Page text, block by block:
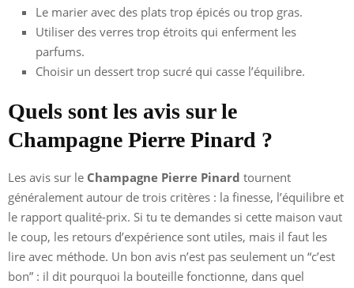
Le marier avec des plats trop épicés ou trop gras.
Utiliser des verres trop étroits qui enferment les
parfums.
Choisir un dessert trop sucré qui casse l’équilibre.
Quels sont les avis sur le
Champagne Pierre Pinard ?
Les avis sur le Champagne Pierre Pinard tournent
généralement autour de trois critères : la finesse, l’équilibre et
le rapport qualité-prix. Si tu te demandes si cette maison vaut
le coup, les retours d’expérience sont utiles, mais il faut les
lire avec méthode. Un bon avis n’est pas seulement un “c’est
bon” : il dit pourquoi la bouteille fonctionne, dans quel